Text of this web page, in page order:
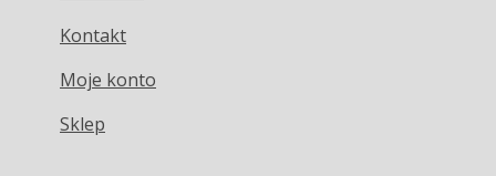
Kontakt
Moje konto
Sklep